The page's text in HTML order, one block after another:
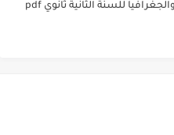
منهاج التاريخ والجغرافيا للسنة الثانية ثانوي pdf